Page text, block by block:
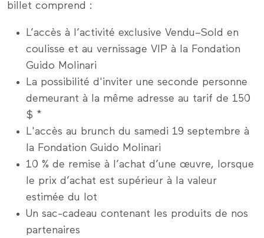
billet comprend :
L’accès à l’activité exclusive Vendu–Sold en
coulisse et au vernissage VIP à la Fondation
Guido Molinari
La possibilité d'inviter une seconde personne
demeurant à la même adresse au tarif de 150
$ *
L'accès au brunch du samedi 19 septembre à
la Fondation Guido Molinari
10 % de remise à l’achat d’une œuvre, lorsque
le prix d’achat est supérieur à la valeur
estimée du lot
Un sac-cadeau contenant les produits de nos
partenaires